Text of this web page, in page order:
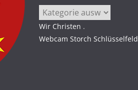
Kategorien
Wir Christen .
Webcam Storch Schlüsselfeld